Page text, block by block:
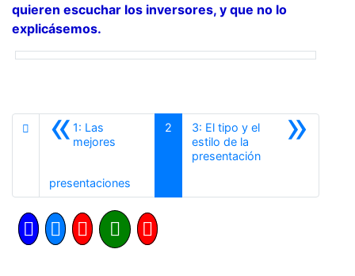
quieren escuchar los inversores, y que no lo
explicásemos.
«1: Las
mejores
presentaciones
2 »
3: El tipo y el
estilo de la
presentaciónSiguiente